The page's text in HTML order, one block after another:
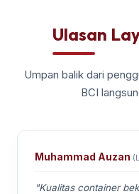
Ulasan
Umpan balik dari
BCI
Muhammad Auzan
"Kualitas container